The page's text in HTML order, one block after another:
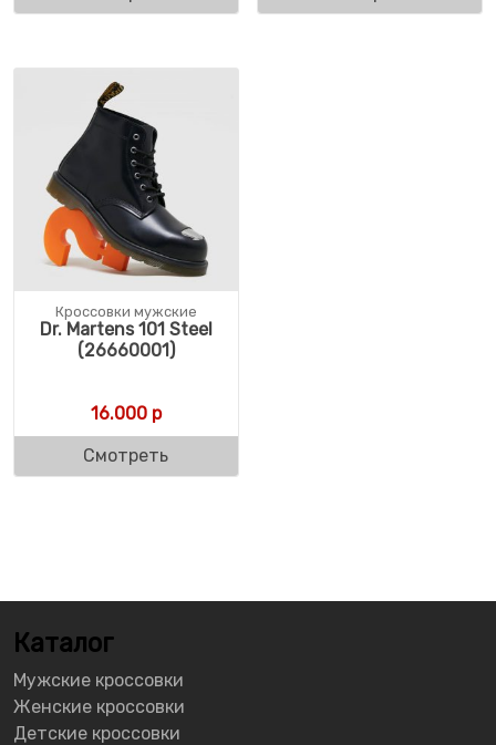
Кроссовки мужские
Dr. Martens 101 Steel
(26660001)
16.000р
Смотреть
Каталог
Мужские кроссовки
Женские кроссовки
Детские кроссовки